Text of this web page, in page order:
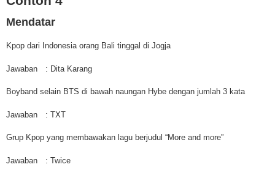
Mendatar
Kpop dari Indonesia orang Bali tinggal di Jogja
Jawaban : Dita Karang
Boyband selain BTS di bawah naungan Hybe dengan jumlah 3 kata
Jawaban : TXT
Grup Kpop yang membawakan lagu berjudul “More and more”
Jawaban : Twice